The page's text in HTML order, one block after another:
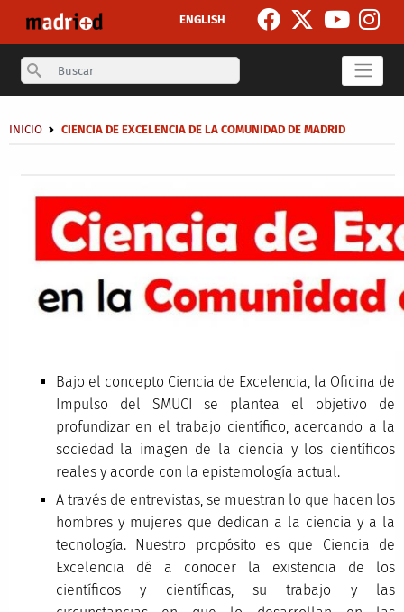
ENGLISH
Search
Sobrescribir enlaces de ayuda a la navegación
INICIO CIENCIA DE EXCELENCIA DE LA COMUNIDAD DE MADRID
Bajo el concepto Ciencia de Excelencia, la Oficina de
Impulso del SMUCI se plantea el objetivo de
profundizar en el trabajo científico, acercando a la
sociedad la imagen de la ciencia y los científicos
reales y acorde con la epistemología actual.
A través de entrevistas, se muestran lo que hacen los
hombres y mujeres que dedican a la ciencia y a la
tecnología. Nuestro propósito es que Ciencia de
Excelencia dé a conocer la existencia de los
científicos y científicas, su trabajo y las